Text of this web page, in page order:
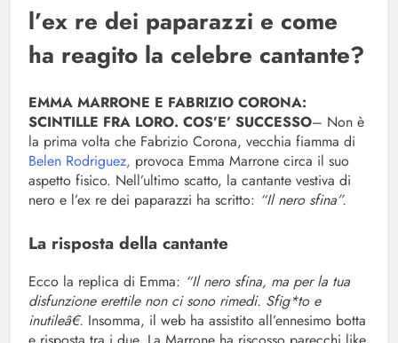
l’ex re dei paparazzi e come
ha reagito la celebre cantante?
EMMA MARRONE E FABRIZIO CORONA:
SCINTILLE FRA LORO. COS’E’ SUCCESSO– Non è
la prima volta che Fabrizio Corona, vecchia fiamma di
Belen Rodriguez, provoca Emma Marrone circa il suo
aspetto fisico. Nell’ultimo scatto, la cantante vestiva di
nero e l’ex re dei paparazzi ha scritto: “Il nero sfina”.
La risposta della cantante
Ecco la replica di Emma: “Il nero sfina, ma per la tua
disfunzione erettile non ci sono rimedi. Sfig*to e
inutileâ€. Insomma, il web ha assistito all’ennesimo botta